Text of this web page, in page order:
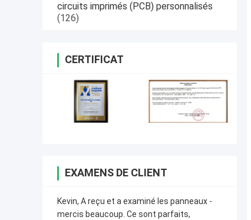
circuits imprimés (PCB) personnalisés
(126)
CERTIFICAT
EXAMENS DE CLIENT
Kevin, A reçu et a examiné les panneaux -
mercis beaucoup. Ce sont parfaits,